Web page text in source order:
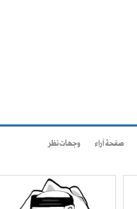
صفحة آراء وجهات نظر